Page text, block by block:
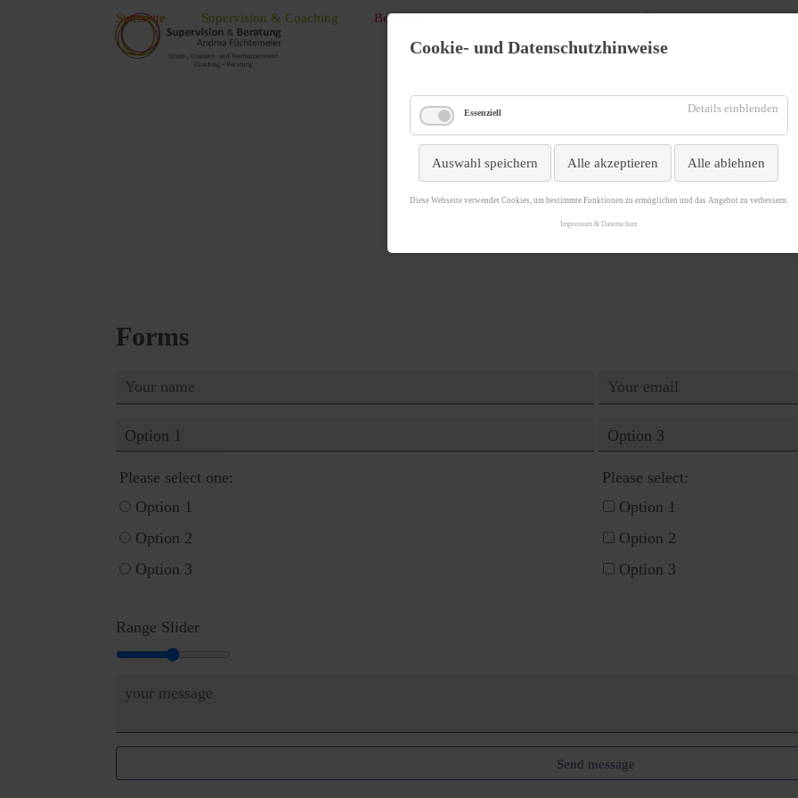
Startseite Supervision & Coaching Beratung Teambuilding mit Alpakas Über mich Kontakt
Forms
Please select one:
Option 1
Option 2
Option 3
Please select:
Option 1
Option 2
Option 3
Range Slider
Send message
Cookie- und Datenschutzhinweise
Essenziell Details einblenden
Auswahl speichern Alle akzeptieren Alle ablehnen
Diese Webseite verwendet Cookies, um bestimmte Funktionen zu ermöglichen und das Angebot zu verbessern.
Impressum & Datenschutz